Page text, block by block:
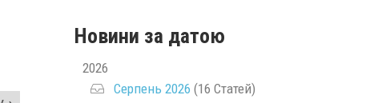
Новини за датою
2026
Серпень 2026 (16 Статей)